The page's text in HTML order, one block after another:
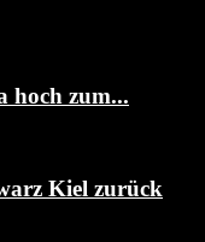
hoch zum...
Kiel zurück